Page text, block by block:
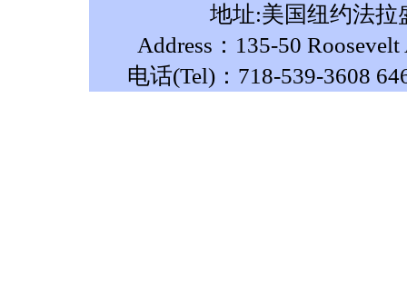
地址:美国纽约法拉
Address：135-50
电话(Tel)：718-539-3608